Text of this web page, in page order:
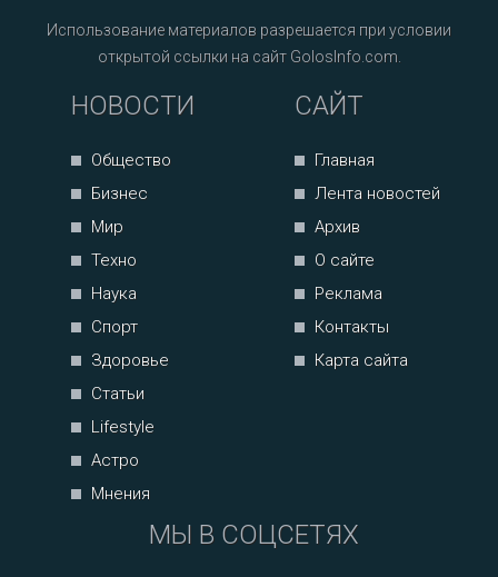
Использование материалов разрешается при условии
открытой ссылки на сайт GolosInfo.com.
НОВОСТИ
Общество
Бизнес
Мир
Техно
Наука
Спорт
Здоровье
Статьи
Lifestyle
Астро
Мнения
САЙТ
Главная
Лента новостей
Архив
О сайте
Реклама
Контакты
Карта сайта
МЫ В СОЦСЕТЯХ